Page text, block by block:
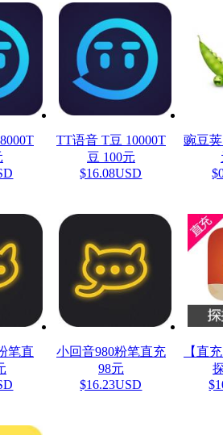
TT语音 T豆 10000T
豆 100元
$16.08USD
豌豆
笔直
小回音980粉笔直充
98元
$16.23USD
【直